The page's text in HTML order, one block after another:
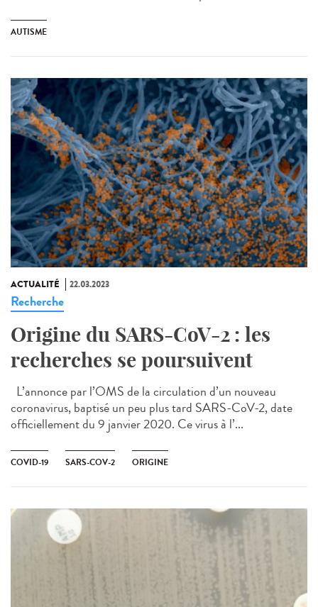
AUTISME
ACTUALITÉ 22.03.2023
Recherche
Origine du SARS-CoV-2 : les
recherches se poursuivent
L’annonce par l’OMS de la circulation d’un nouveau
coronavirus, baptisé un peu plus tard SARS-CoV-2, date
officiellement du 9 janvier 2020. Ce virus à l’...
COVID-19 SARS-COV-2 ORIGINE